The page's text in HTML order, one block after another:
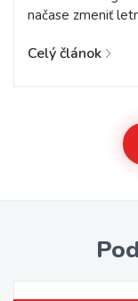
načase zmeniť
Celý článok